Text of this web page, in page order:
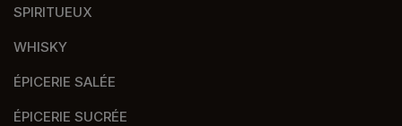
SPIRITUEUX
WHISKY
ÉPICERIE SALÉE
ÉPICERIE SUCRÉE